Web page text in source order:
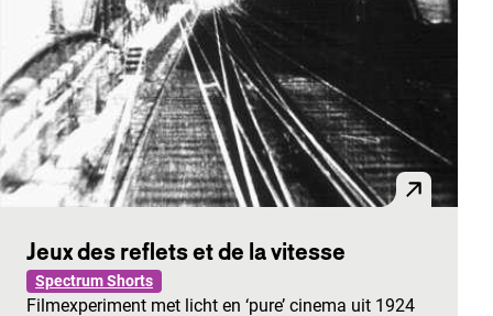
Jeux des reflets et de la vitesse
Spectrum Shorts
Filmexperiment met licht en ‘pure’ cinema uit 1924